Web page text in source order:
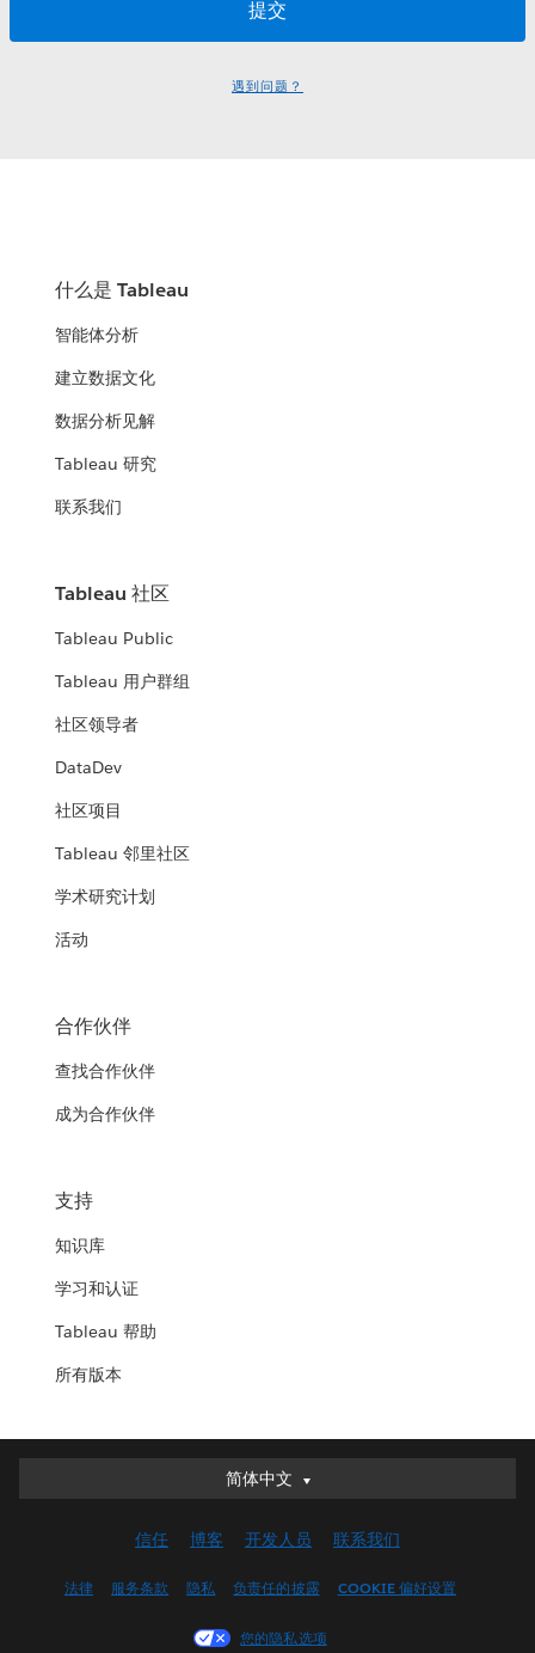
遇到问题？
什么是 Tableau
智能体分析
建立数据文化
数据分析见解
Tableau 研究
联系我们
Tableau 社区
Tableau Public
Tableau 用户群组
社区领导者
DataDev
社区项目
Tableau 邻里社区
学术研究计划
活动
合作伙伴
查找合作伙伴
成为合作伙伴
支持
知识库
学习和认证
Tableau 帮助
所有版本
简体中文
简体中文
English (UK)
Français (Canada)
信任 博客 开发人员 联系我们
法律 服务条款 隐私 负责任的披露 COOKIE 偏好设置
您的隐私选项